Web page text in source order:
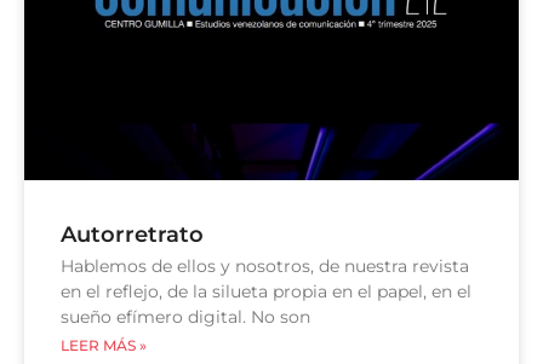
Autorretrato
Hablemos de ellos y nosotros, de nuestra revista
en el reflejo, de la silueta propia en el papel, en el
sueño efímero digital. No son
LEER MÁS »